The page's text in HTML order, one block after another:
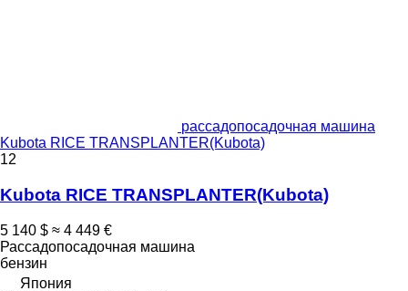
рассадопосадочная машина
Kubota RICE TRANSPLANTER(Kubota)
12
Kubota RICE TRANSPLANTER(Kubota)
5 140 $ ≈ 4 449 €
Рассадопосадочная машина
бензин
Япония